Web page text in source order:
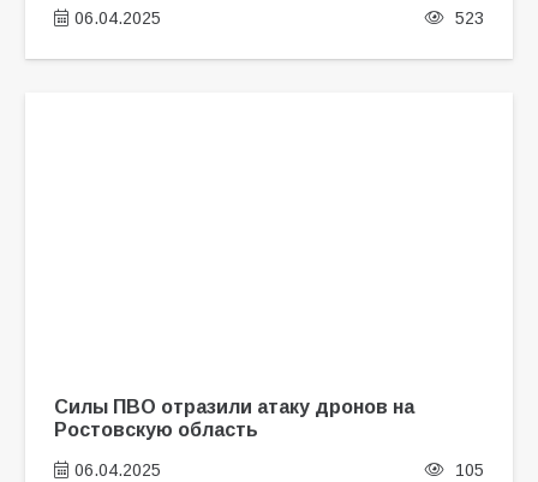
06.04.2025 523
Силы ПВО отразили атаку дронов на
Ростовскую область
06.04.2025 105